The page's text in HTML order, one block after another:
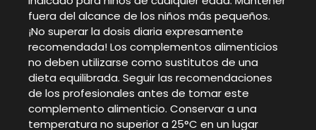
fuera del alcance de los niños más pequeños.
¡No superar la dosis diaria expresamente
recomendada! Los complementos alimenticios
no deben utilizarse como sustitutos de una
dieta equilibrada. Seguir las recomendaciones
de los profesionales antes de tomar este
complemento alimenticio. Conservar a una
temperatura no superior a 25°C en un lugar